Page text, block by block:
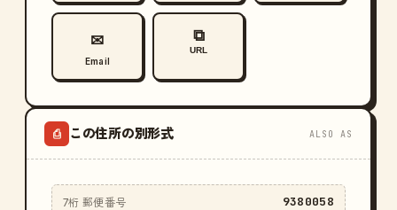
✉
Email
⧉
URL
⎙ この住所の別形式 ALSO AS
7桁 郵便番号 9380058